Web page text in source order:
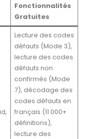
Fonctionnalités
Gratuites
Lecture des codes
défauts (Mode 3),
lecture des codes
défauts non
confirmés (Mode
7), décodage des
codes défauts en
français (11 000+
définitions),
lecture des